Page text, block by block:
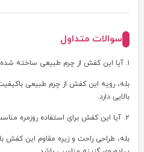
سوالات متداول
۱. آیا این کفش از چرم طبیعی ساخته شده است؟
بله، رویه این کفش از چرم طبیعی
بالایی دارد.
۲. آیا این کفش برای استفاده روزمره مناسب است؟
بله، طراحی راحت و زیره مقاوم این کفش